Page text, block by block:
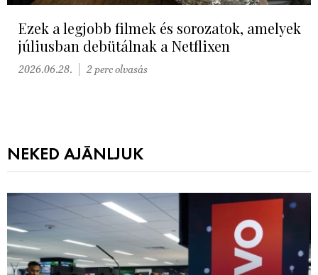
Ezek a legjobb filmek és sorozatok, amelyek
júliusban debütálnak a Netflixen
2026.06.28. 2 perc olvasás
NEKED AJÁNLJUK